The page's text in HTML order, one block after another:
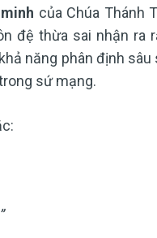
của Chúa Thánh
đệ thừa sai nhận ra
năng phân định
sứ mạng.